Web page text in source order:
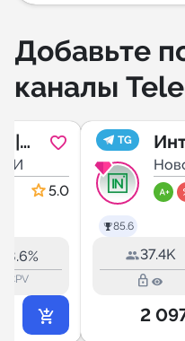
Добавьте
каналы
|
5.0
8.6%
CPV
TG
85.6
37.4K
lock_outline
2